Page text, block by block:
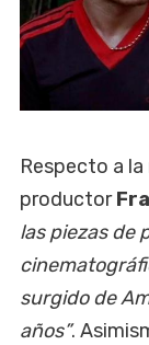
Respecto a
productor
las piezas de
surgido de
años”.